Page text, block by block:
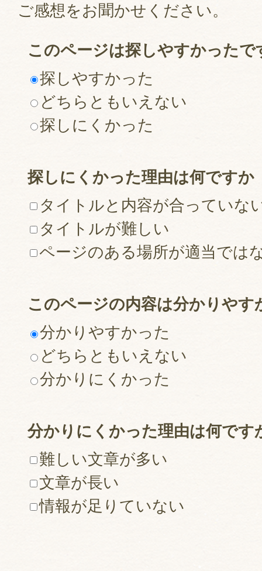
ご感想をお聞かせください。
このページは探しやすかったで
探しやすかった
どちらともいえない
探しにくかった
探しにくかった理由は何ですか
タイトルと内容が合っていな
タイトルが難しい
ページのある場所が適当では
このページの内容は分かりやす
分かりやすかった
どちらともいえない
分かりにくかった
分かりにくかった理由は何です
難しい文章が多い
文章が長い
情報が足りていない